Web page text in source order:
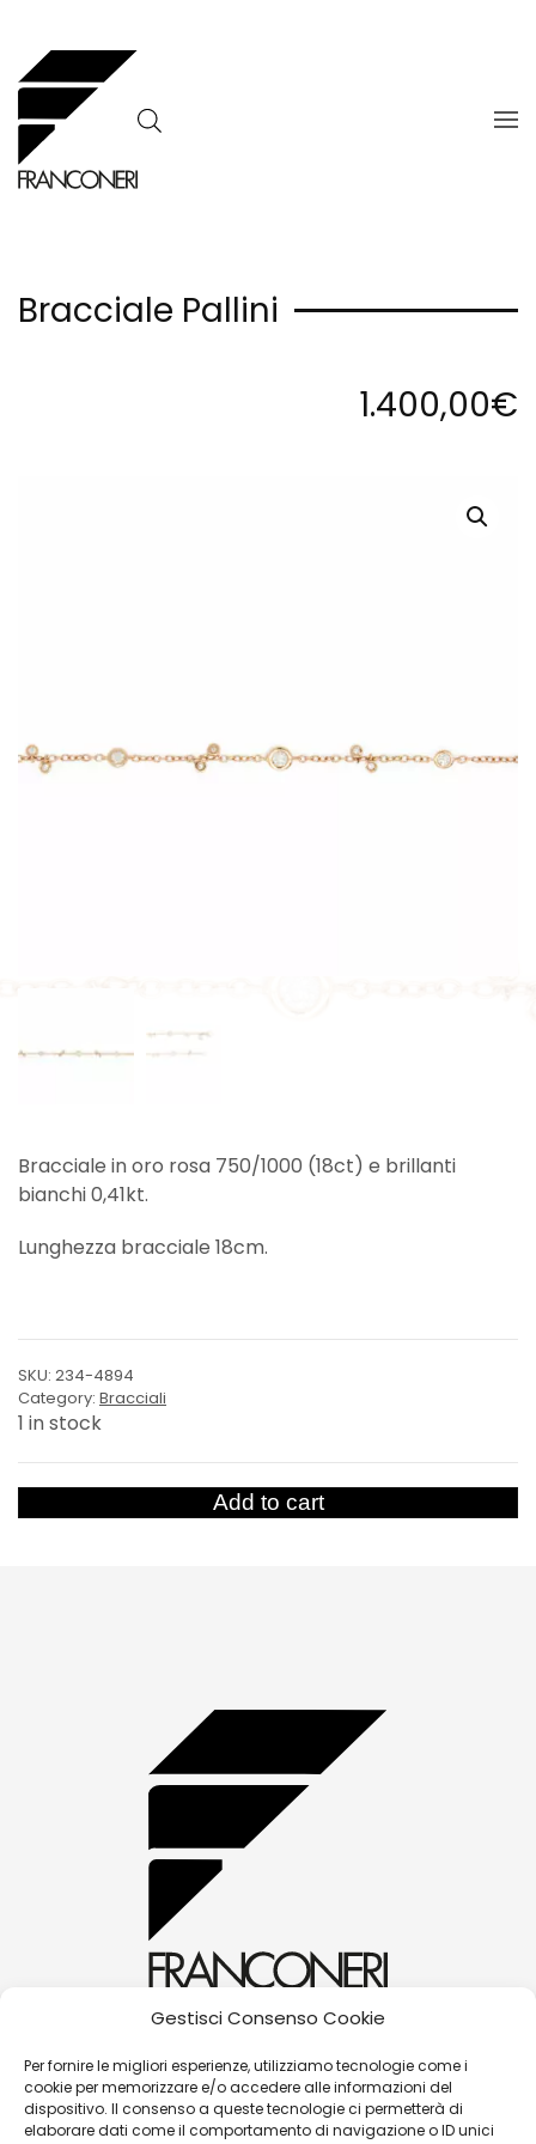
Gestisci Consenso Cookie
Per fornire le migliori esperienze, utilizziamo tecnologie come i
cookie per memorizzare e/o accedere alle informazioni del
dispositivo. Il consenso a queste tecnologie ci permetterà di
elaborare dati come il comportamento di navigazione o ID unici
Skip to main content
Bracciale Pallini
1.400,00€
Bracciale in oro rosa 750/1000 (18ct) e brillanti
bianchi 0,41kt.
Lunghezza bracciale 18cm.
SKU: 234-4894
Category: Bracciali
1 in stock
Add to cart
(+39) 0572 70087
Corso Matteotti, 31 - 51016 - Montecatini Terme